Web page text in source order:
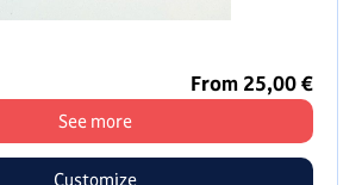
From 25,00 €
See more
Customize